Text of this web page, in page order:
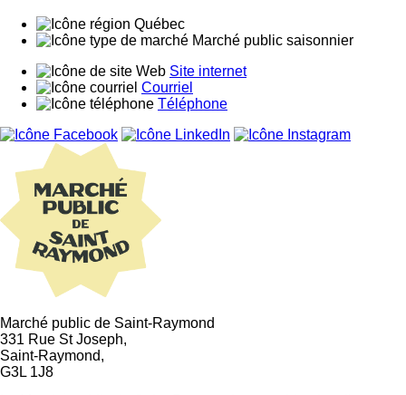
Québec
Marché public saisonnier
Site internet
Courriel
Téléphone
Marché public de Saint-Raymond
331 Rue St Joseph,
Saint-Raymond,
G3L 1J8